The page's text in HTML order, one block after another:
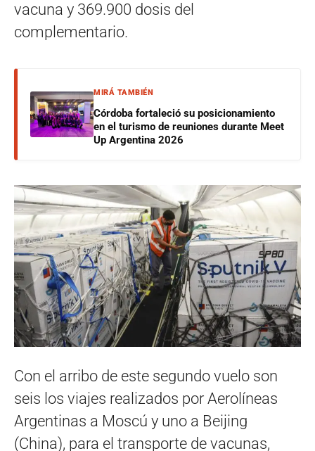
vacuna y 369.900 dosis del
complementario.
MIRÁ TAMBIÉN
Córdoba fortaleció su posicionamiento
en el turismo de reuniones durante Meet
Up Argentina 2026
Con el arribo de este segundo vuelo son
seis los viajes realizados por Aerolíneas
Argentinas a Moscú y uno a Beijing
(China), para el transporte de vacunas,